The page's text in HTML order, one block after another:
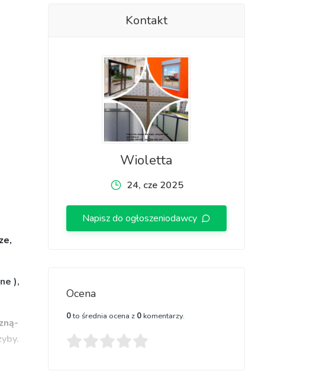
),
Kontakt
Wioletta
24, cze 2025
Napisz do ogłoszeniodawcy
Ocena
0to średnia ocena z 0komentarzy.